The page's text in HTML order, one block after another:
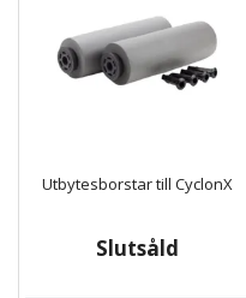
Utbytesborstar till CyclonX
Slutsåld